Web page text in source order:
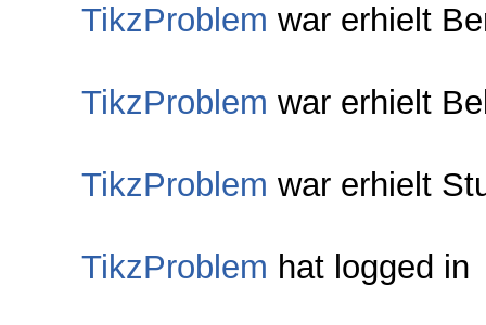
TikzProblem war erhielt
TikzProblem war erhielt
TikzProblem war erhielt
TikzProblem hat logged in